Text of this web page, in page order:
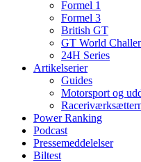
Formel 1
Formel 3
British GT
GT World
24H Series
Artikelserier
Guides
Motorsport og
Power Ranking
Podcast
Pressemeddelelser
Biltest